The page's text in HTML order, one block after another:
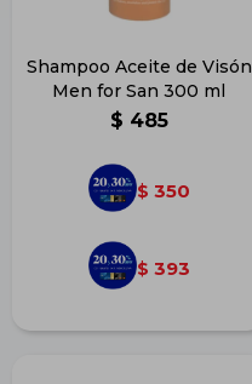
Shampoo Aceite de Visón
Men for San 300 ml
$ 485
$ 350
$ 393